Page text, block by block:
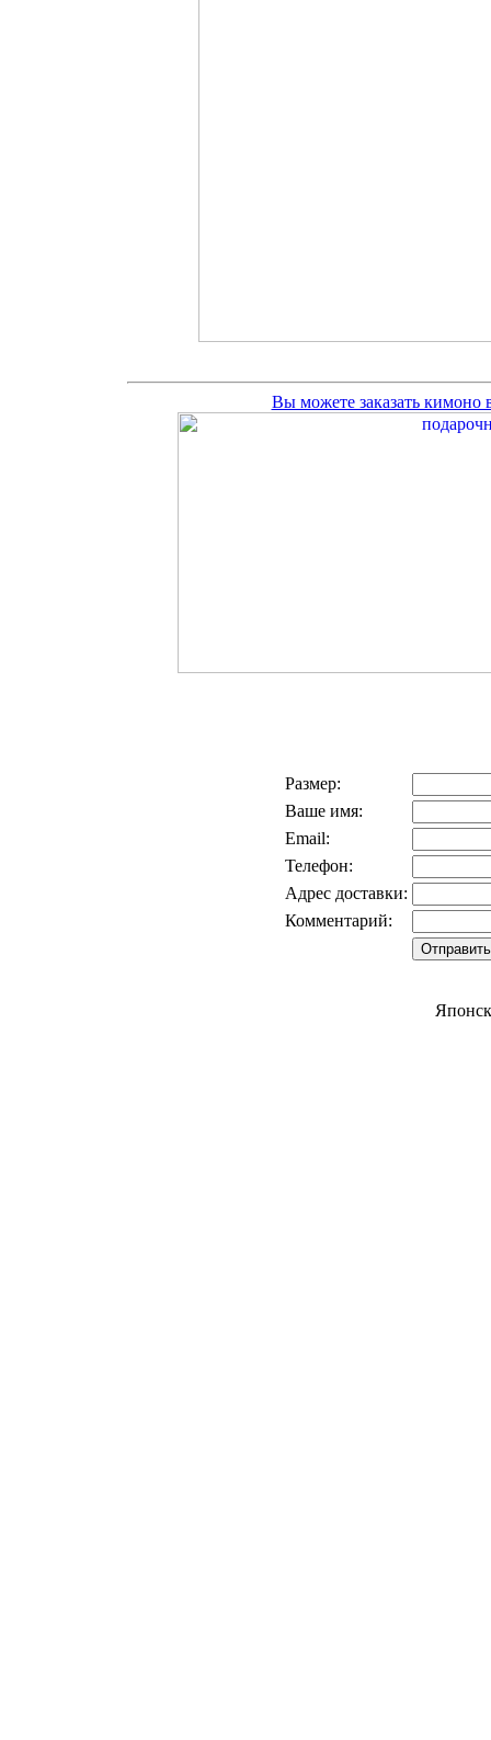
Вы можете заказать
Размер:
Ваше имя:
Email:
Телефон:
Адрес доставки:
Комментарий: